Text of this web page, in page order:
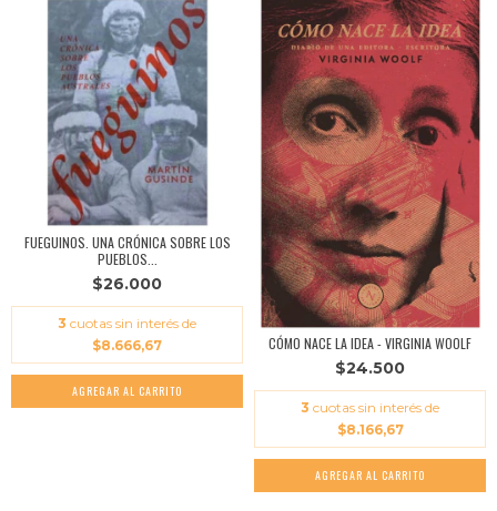
FUEGUINOS. UNA CRÓNICA SOBRE LOS
PUEBLOS...
$26.000
3 cuotas sin interés de
$8.666,67
CÓMO NACE LA IDEA - VIRGINIA WOOLF
$24.500
3 cuotas sin interés de
$8.166,67